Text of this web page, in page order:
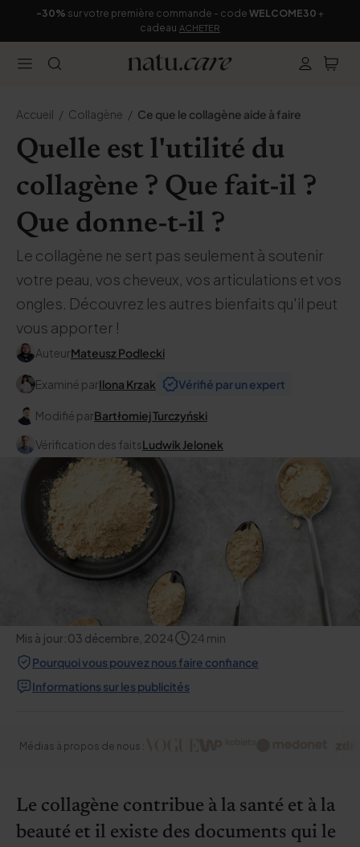
-30% sur votre première commande - code WELCOME30 +
cadeau ACHETER
Accueil Collagène Ce que le collagène aide à faire
Quelle est l'utilité du
collagène ? Que fait-il ?
Que donne-t-il ?
Le collagène ne sert pas seulement à soutenir
votre peau, vos cheveux, vos articulations et vos
ongles. Découvrez les autres bienfaits qu'il peut
vous apporter !
AuteurMateusz Podlecki
Examiné parIlona Krzak Vérifié par un expert
Modifié parBartłomiej Turczyński
Vérification des faitsLudwik Jelonek
Mis à jour:03 décembre, 2024 24 min
Pourquoi vous pouvez nous faire confiance
Informations sur les publicités
Médias à propos de nous :
Le collagène contribue à la santé et à la
beauté et il existe des documents qui le